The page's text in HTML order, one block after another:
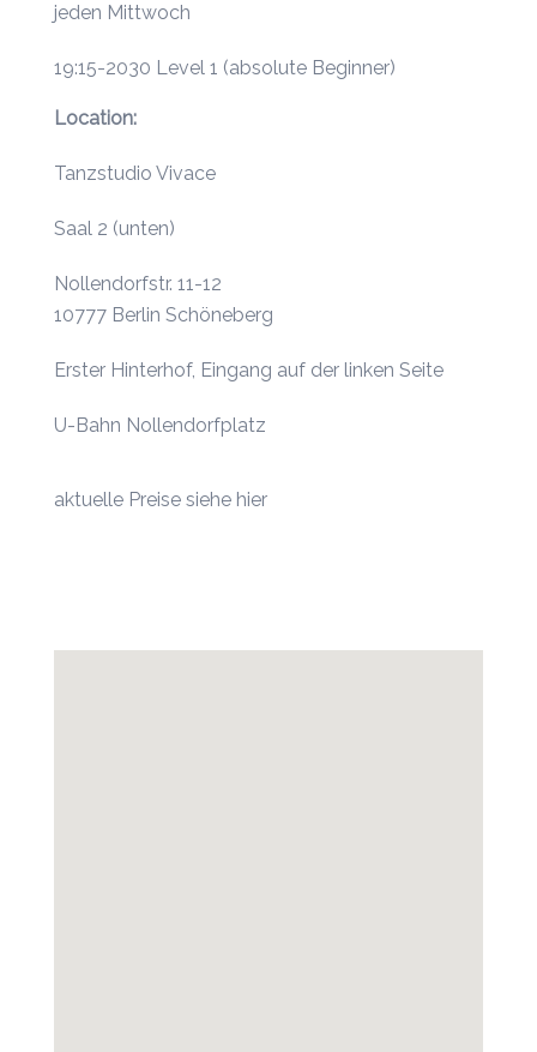
jeden Mittwoch
19:15-2030 Level 1 (absolute Beginner)
Location:
Tanzstudio Vivace
Saal 2 (unten)
Nollendorfstr. 11-12
10777 Berlin Schöneberg
Erster Hinterhof, Eingang auf der linken Seite
U-Bahn Nollendorfplatz
aktuelle Preise siehe hier